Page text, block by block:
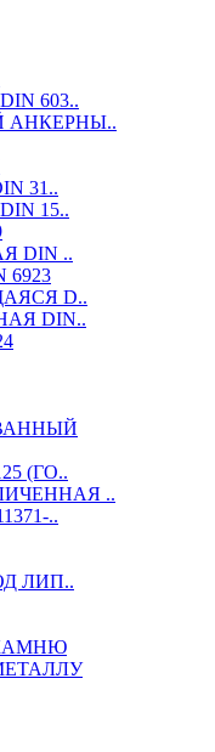
603..
АНКЕРНЫ..
31..
15..
DIN ..
D..
DIN..
(ГО..
..
..
ЛИП..